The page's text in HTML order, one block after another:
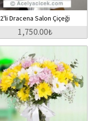
2'li Dracena Salon Çiçeği
1,750.00₺